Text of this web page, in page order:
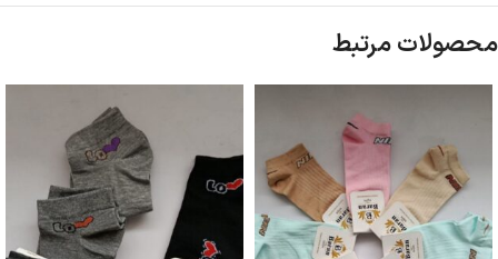
محصولات مرتبط